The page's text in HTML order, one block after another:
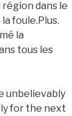
dans le
foule.Plus.
la
tous les
unbelievably
for the next